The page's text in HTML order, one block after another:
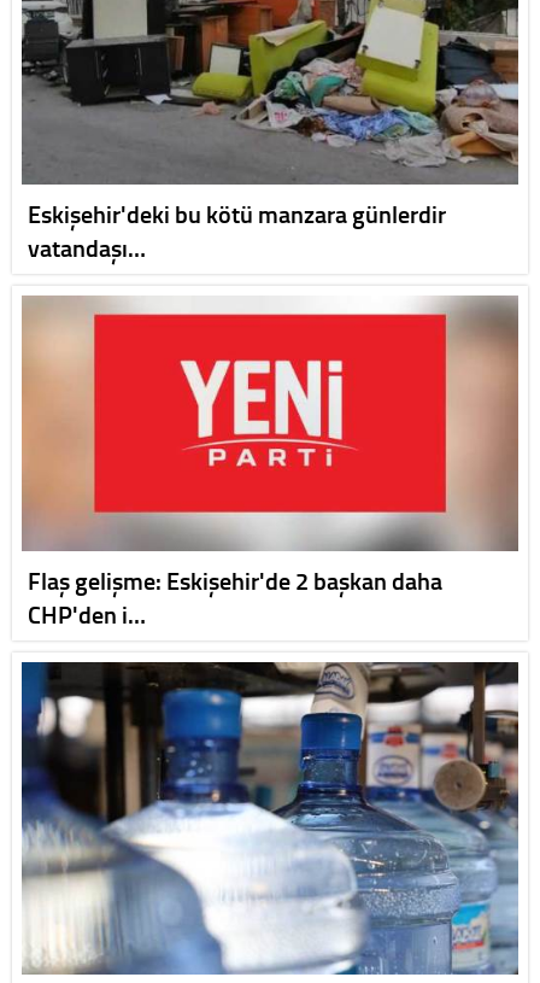
Eskişehir'deki bu kötü manzara günlerdir
vatandaşı…
Flaş gelişme: Eskişehir'de 2 başkan daha
CHP'den i…